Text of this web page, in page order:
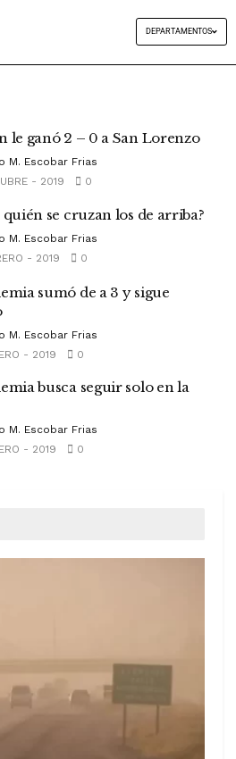
DEPARTAMENTOS
le ganó 2 – 0 a San Lorenzo
M. Escobar Frias
- 2019
0
quién se cruzan los de arriba?
M. Escobar Frias
- 2019
0
sumó de a 3 y sigue
M. Escobar Frias
- 2019
0
busca seguir solo en la
M. Escobar Frias
- 2019
0